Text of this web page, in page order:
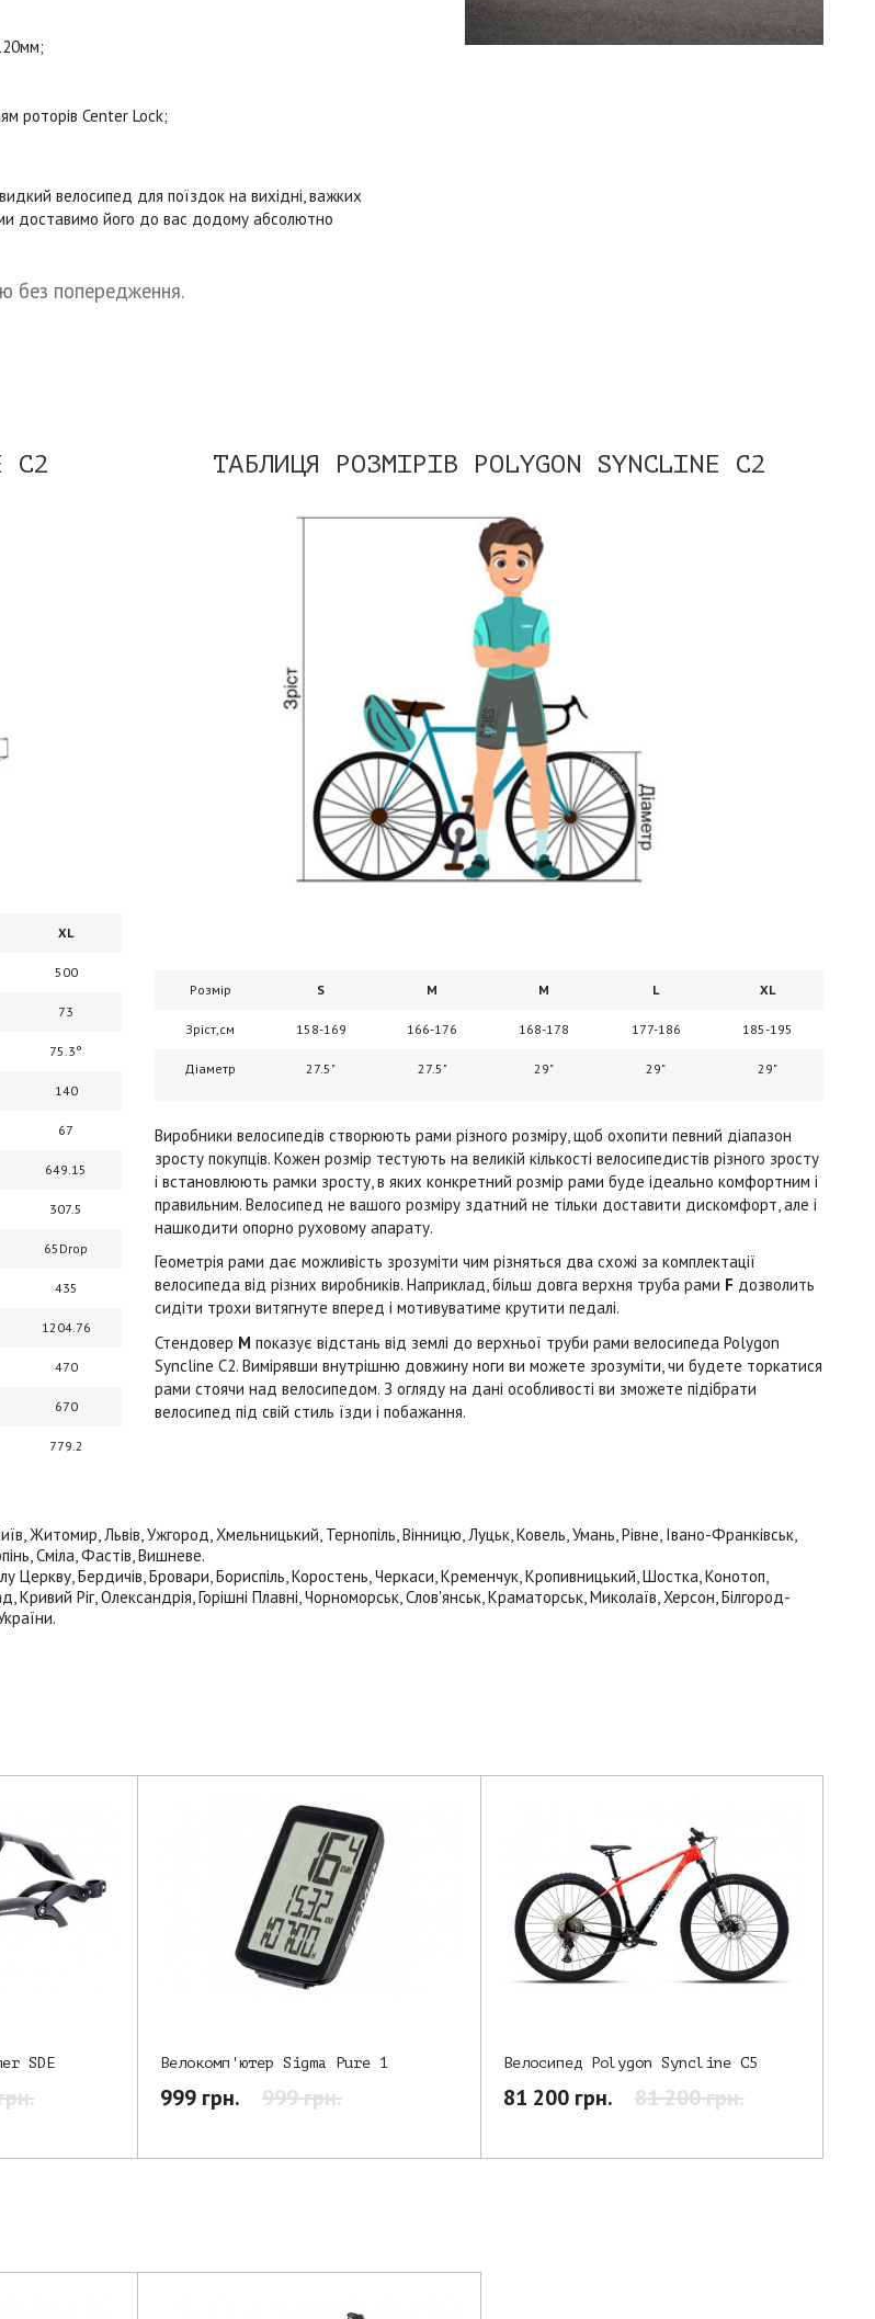
роторів Center Lock;
велосипед для поїздок на вихідні, важких
ми доставимо його до вас додому абсолютно
без попередження.
C2
XL
500
73
75.3°
140
67
649.15
307.5
65Drop
435
1204.76
470
670
779.2
ТАБЛИЦЯ РОЗМІРІВ POLYGON SYNCLINE C2
Розмір S M M L XL
Зріст,см 158-169 166-176 168-178 177-186 185-195
Діаметр 27.5 " 27.5" 29" 29" 29"
Виробники велосипедів створюють рами різного розміру, щоб охопити певний діапазон
зросту покупців. Кожен розмір тестують на великій кількості велосипедистів різного зросту
і встановлюють рамки зросту, в яких конкретний розмір рами буде ідеально комфортним і
правильним. Велосипед не вашого розміру здатний не тільки доставити дискомфорт, але і
нашкодити опорно руховому апарату.
Геометрія рами дає можливість зрозуміти чим різняться два схожі за комплектації
велосипеда від різних виробників. Наприклад, більш довга верхня труба рами F дозволить
сидіти трохи витягнуте вперед і мотивуватиме крутити педалі.
Стендовер M показує відстань від землі до верхньої труби рами велосипеда Polygon
Syncline C2. Вимірявши внутрішню довжину ноги ви можете зрозуміти, чи будете торкатися
рами стоячи над велосипедом. З огляду на дані особливості ви зможете підібрати
велосипед під свій стиль їзди і побажання.
Львів, Ужгород, Хмельницький, Тернопіль, Вінницю, Луцьк, Ковель, Умань, Рівне, Івано-Франківськ,
Сміла, Фастів, Вишневе.
Церкву, Бердичів, Бровари, Бориспіль, Коростень, Черкаси, Кременчук, Кропивницький, Шостка, Конотоп,
Ріг, Олександрія, Горішні Плавні, Чорноморськ, Слов'янськ, Краматорськ, Миколаїв, Херсон, Білгород-
SDE Велокомп'ютер Sigma Pure 1
999 грн. 999 грн.
Велосипед Polygon Syncline C5
81 200 грн. 81 200 грн.